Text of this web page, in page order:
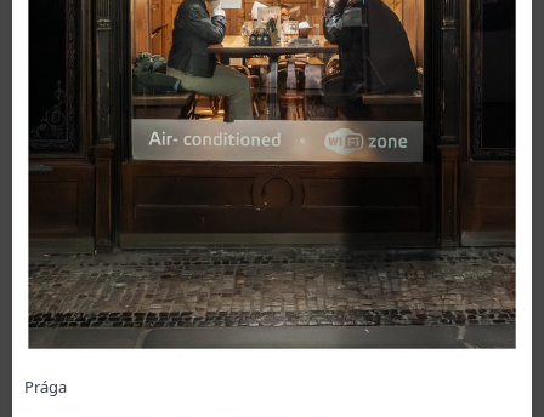
Prága